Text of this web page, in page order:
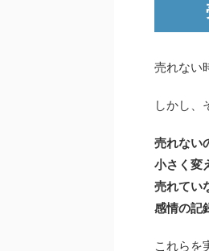
売れない
しかし、
売れない
小さく変
売れてい
感情の記
これらを